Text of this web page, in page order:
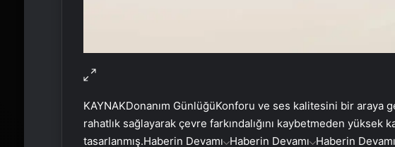
KAYNAKDonanım GünlüğüKonforu ve ses kalitesini bir araya
rahatlık sağlayarak çevre farkındalığını kaybetmeden yüksek
tasarlanmış.Haberin Devamı Haberin Devamı Haberin Devamı